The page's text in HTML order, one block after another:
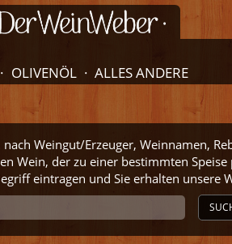
OLIVENÖL ALLES ANDERE
nach Weingut/Erzeuger, Weinnamen,
Wein, der zu einer bestimmten Speise
eintragen und Sie erhalten unsere